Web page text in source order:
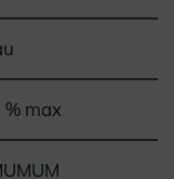
% max